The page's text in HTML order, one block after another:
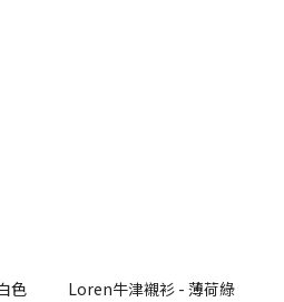
色 Loren牛津襯衫 - 薄荷綠